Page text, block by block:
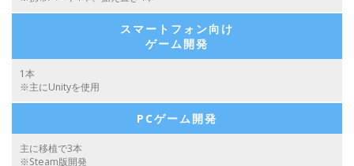
スマートフォン向け
ゲーム開発
1本
※主にUnityを使用
PCゲーム開発
主に移植で3本
※Steam版開発